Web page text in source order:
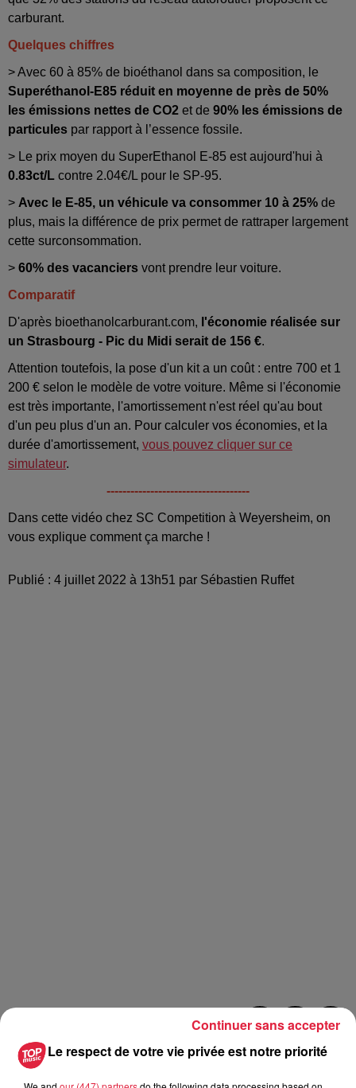
carburant.
Quelques chiffres
> Avec 60 à 85% de bioéthanol dans sa composition, le
Superéthanol-E85 réduit en moyenne de près de 50%
les émissions nettes de CO2 et de 90% les émissions de
particules par rapport à l’essence fossile.
> Le prix moyen du SuperEthanol E-85 est aujourd'hui à
0.83ct/L contre 2.04€/L pour le SP-95.
> Avec le E-85, un véhicule va consommer 10 à 25% de
plus, mais la différence de prix permet de rattraper largement
cette surconsommation.
> 60% des vacanciers vont prendre leur voiture.
Comparatif
D'après bioethanolcarburant.com, l'économie réalisée sur
un Strasbourg - Pic du Midi serait de 156 €.
Attention toutefois, la pose d'un kit a un coût : entre 700 et 1
200 € selon le modèle de votre voiture. Même si l'économie
est très importante, l'amortissement n'est réel qu'au bout
d'un peu plus d'un an. Pour calculer vos économies, et la
durée d'amortissement, vous pouvez cliquer sur ce
simulateur.
------------------------------------
Dans cette vidéo chez SC Competition à Weyersheim, on
vous explique comment ça marche !
Publié : 4 juillet 2022 à 13h51 par Sébastien Ruffet
A lire aussi
Le respect de votre vie privée est notre priorité
Continuer sans accepter